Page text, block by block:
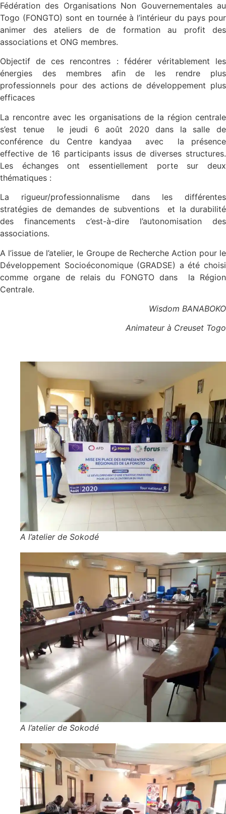
Fédération des Organisations Non Gouvernementales au
Togo (FONGTO) sont en tournée à l’intérieur du pays pour
animer des ateliers de de formation au profit des
associations et ONG membres.
Objectif de ces rencontres : fédérer véritablement les
énergies des membres afin de les rendre plus
professionnels pour des actions de développement plus
efficaces
La rencontre avec les organisations de la région centrale
s’est tenue le jeudi 6 août 2020 dans la salle de
conférence du Centre kandyaa avec la présence
effective de 16 participants issus de diverses structures.
Les échanges ont essentiellement porte sur deux
thématiques :
La rigueur/professionnalisme dans les différentes
stratégies de demandes de subventions et la durabilité
des financements c’est-à-dire l’autonomisation des
associations.
A l’issue de l’atelier, le Groupe de Recherche Action pour le
Développement Socioéconomique (GRADSE) a été choisi
comme organe de relais du FONGTO dans la Région
Centrale.
Wisdom BANABOKO
Animateur à Creuset Togo
A l’atelier de Sokodé
A l’atelier de Sokodé